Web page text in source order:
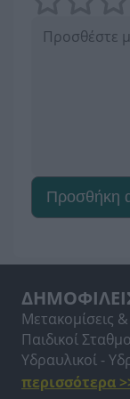
Προσθήκη
Μετακομίσεις
Παιδικοί
Υδραυλικοί -
περισσότερα